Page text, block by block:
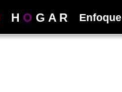
H O G A R Enfoque